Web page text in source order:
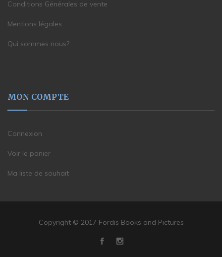
Conditions Générales de vente
Mentions légales
Qui sommes nous?
MON COMPTE
Connexion
Voir le panier
Ma liste de souhait
Copyright © 2017 Fordis Books and Pictures